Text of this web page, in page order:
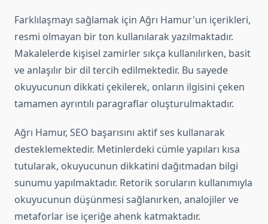
Farklılaşmayı sağlamak için Ağrı Hamur'un içerikleri,
resmi olmayan bir ton kullanılarak yazılmaktadır.
Makalelerde kişisel zamirler sıkça kullanılırken, basit
ve anlaşılır bir dil tercih edilmektedir. Bu sayede
okuyucunun dikkati çekilerek, onların ilgisini çeken
tamamen ayrıntılı paragraflar oluşturulmaktadır.
Ağrı Hamur, SEO başarısını aktif ses kullanarak
desteklemektedir. Metinlerdeki cümle yapıları kısa
tutularak, okuyucunun dikkatini dağıtmadan bilgi
sunumu yapılmaktadır. Retorik soruların kullanımıyla
okuyucunun düşünmesi sağlanırken, analojiler ve
metaforlar ise içeriğe ahenk katmaktadır.